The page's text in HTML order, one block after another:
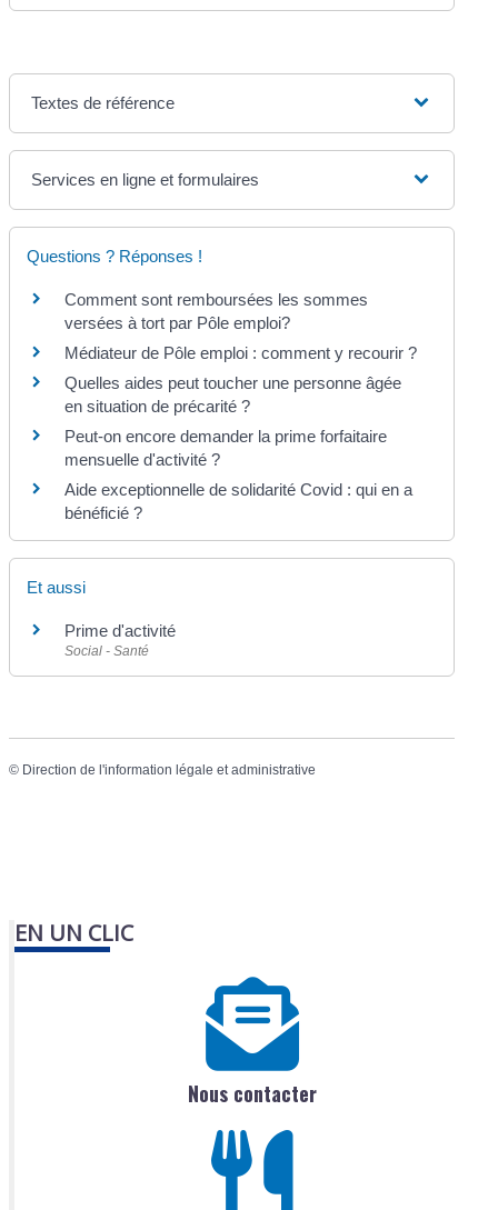
Textes de référence
Services en ligne et formulaires
Questions ? Réponses !
Comment sont remboursées les sommes
versées à tort par Pôle emploi?
Médiateur de Pôle emploi : comment y recourir ?
Quelles aides peut toucher une personne âgée
en situation de précarité ?
Peut-on encore demander la prime forfaitaire
mensuelle d'activité ?
Aide exceptionnelle de solidarité Covid : qui en a
bénéficié ?
Et aussi
Prime d'activité
Social - Santé
© Direction de l'information légale et administrative
EN UN CLIC
Nous contacter